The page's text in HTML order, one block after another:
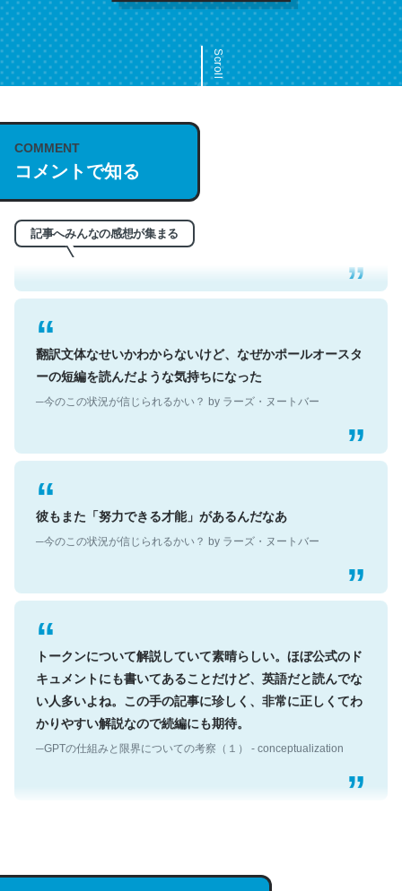
Scroll
COMMENT
コメントで知る
記事へみんなの感想が集まる
これは名文。彼はとてもクレバーなんだろうなと凄く思
う。英語少しでも読める人は原文もお勧め。自分はこの流
れ好き。Let’s Fucking Go. Then Covid hit. Shit.
─今のこの状況が信じられるかい？ by ラーズ・ヌートバー
翻訳文体なせいかわからないけど、なぜかポールオースタ
ーの短編を読んだような気持ちになった
彼もまた「努力できる才能」があるんだなあ
トークンについて解説していて素晴らしい。ほぼ公式のド
キュメントにも書いてあることだけど、英語だと読んでな
い人多いよね。この手の記事に珍しく、非常に正しくてわ
かりやすい解説なので続編にも期待。
説してる記事が少ないので貴重な良記事。/続編来た